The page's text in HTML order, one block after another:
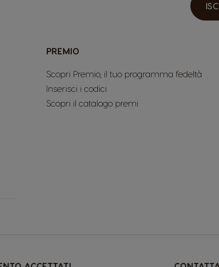
PREMIO
Scopri Premio, il tuo programma fedeltà
Inserisci i codici
Scopri il catalogo premi